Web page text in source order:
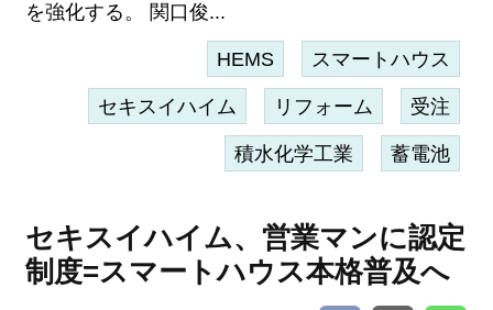
を強化する。 関口俊...
HEMS スマートハウス
セキスイハイム リフォーム 受注
積水化学工業 蓄電池
セキスイハイム、営業マンに認定
制度=スマートハウス本格普及へ